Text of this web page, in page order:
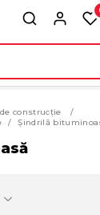
construcție
Șindrilă